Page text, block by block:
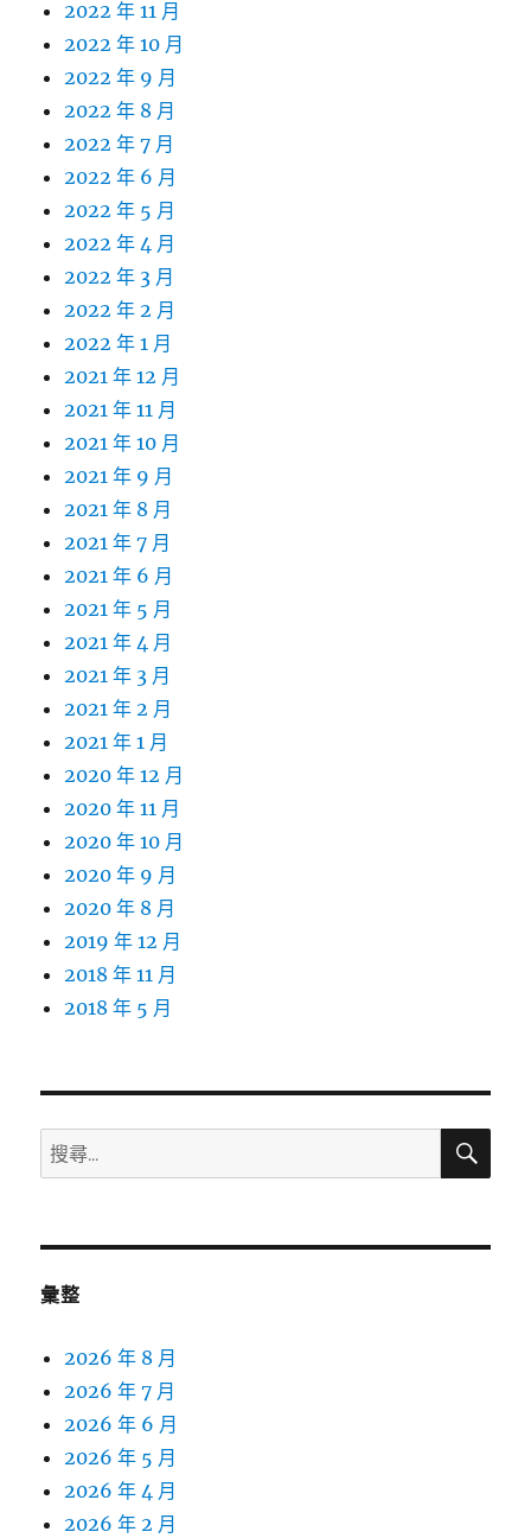
2022 年 11 月
2022 年 10 月
2022 年 9 月
2022 年 8 月
2022 年 7 月
2022 年 6 月
2022 年 5 月
2022 年 4 月
2022 年 3 月
2022 年 2 月
2022 年 1 月
2021 年 12 月
2021 年 11 月
2021 年 10 月
2021 年 9 月
2021 年 8 月
2021 年 7 月
2021 年 6 月
2021 年 5 月
2021 年 4 月
2021 年 3 月
2021 年 2 月
2021 年 1 月
2020 年 12 月
2020 年 11 月
2020 年 10 月
2020 年 9 月
2020 年 8 月
2019 年 12 月
2018 年 11 月
2018 年 5 月
搜
尋
鍵
搜
彙整
2026 年 8 月
2026 年 7 月
2026 年 6 月
2026 年 5 月
2026 年 4 月
2026 年 2 月